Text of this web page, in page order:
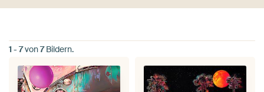
1 - 7von7Bildern.